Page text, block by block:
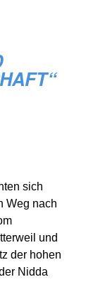
sich
Weg nach
und
der hohen
Nidda